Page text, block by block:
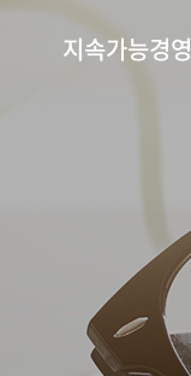
지속가능경영